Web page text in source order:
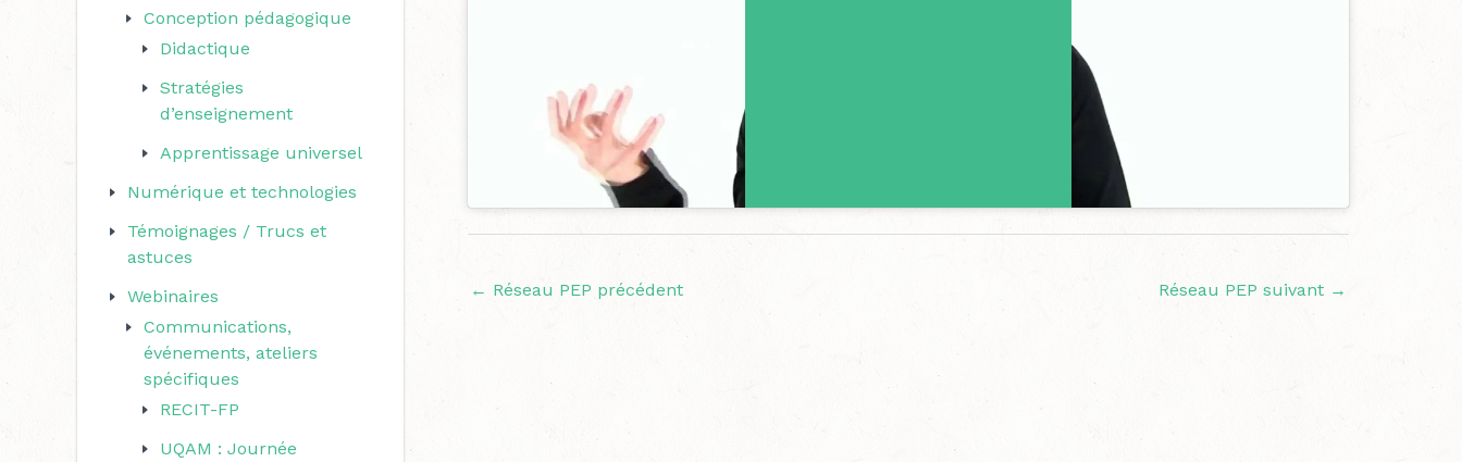
Conception pédagogique
Didactique
Stratégies
d’enseignement
Apprentissage universel
Numérique et technologies
Témoignages / Trucs et
astuces
Webinaires
Communications,
événements, ateliers
spécifiques
RECIT-FP
UQAM : Journée
← Réseau PEP précédent Réseau PEP suivant →